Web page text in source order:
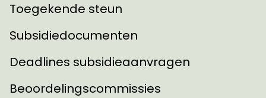
Toegekende steun
Subsidiedocumenten
Deadlines subsidieaanvragen
Beoordelingscommissies